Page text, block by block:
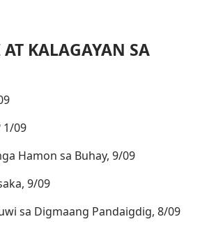
KALAGAYAN SA
1/09
Hamon sa Buhay, 9/09
9/09
sa Digmaang Pandaigdig, 8/09